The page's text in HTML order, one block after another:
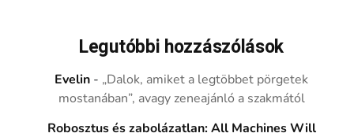
Legutóbbi hozzászólások
Evelin - „Dalok, amiket a legtöbbet pörgetek
mostanában”, avagy zeneajánló a szakmától
Robosztus és zabolázatlan: All Machines Will